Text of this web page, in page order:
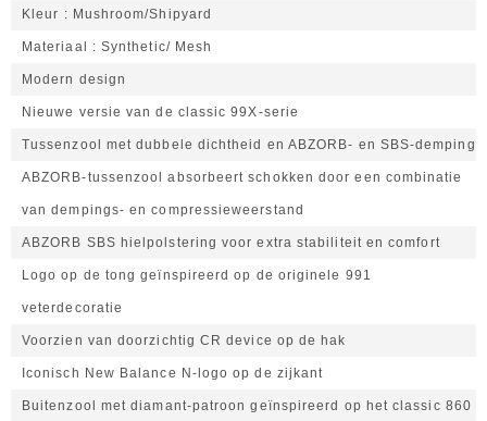
Kleur Mushroom/Shipyard
Materiaal Synthetic/ Mesh
Modern design
Nieuwe versie van de classic 99X-serie
Tussenzool met dubbele dichtheid en ABZORB- en SBS-demping
ABZORB-tussenzool absorbeert schokken door een combinatie
van dempings- en compressieweerstand
ABZORB SBS hielpolstering voor extra stabiliteit en comfort
Logo op de tong geïnspireerd op de originele 991
veterdecoratie
Voorzien van doorzichtig CR device op de hak
Iconisch New Balance N-logo op de zijkant
Buitenzool met diamant-patroon geïnspireerd op het classic 860